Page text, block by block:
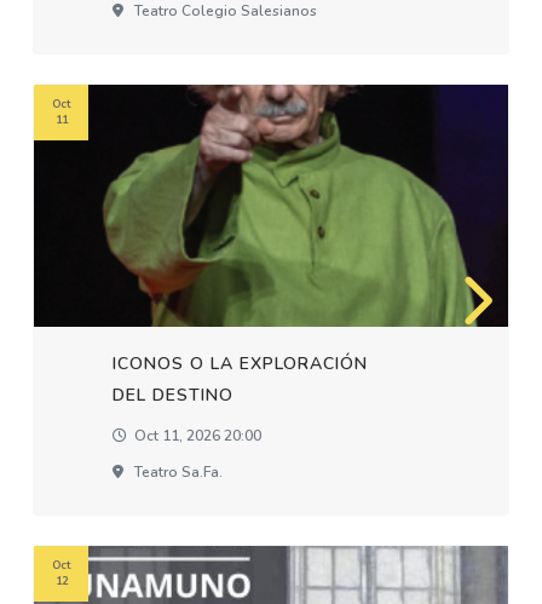
Teatro Colegio Salesianos
ICONOS O LA EXPLORACIÓN
DEL DESTINO
Oct 11, 2026 20:00
Teatro Sa.fa.
Oct
11
Oct
12